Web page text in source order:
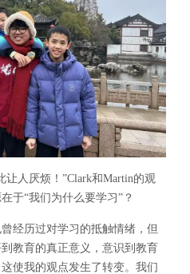
人厌烦！”Clark和Martin的观
于“我们为什么要学习”？
经历过对学习的抵触情绪，但
教育的真正意义，意识到教育
使我的观点发生了转变。我们